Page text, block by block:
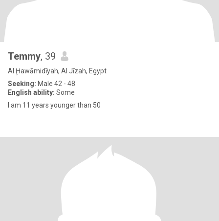
Temmy, 39
Al Ḩawāmidīyah, Al Jīzah, Egypt
Seeking: Male 42 - 48
English ability: Some
I am 11 years younger than 50